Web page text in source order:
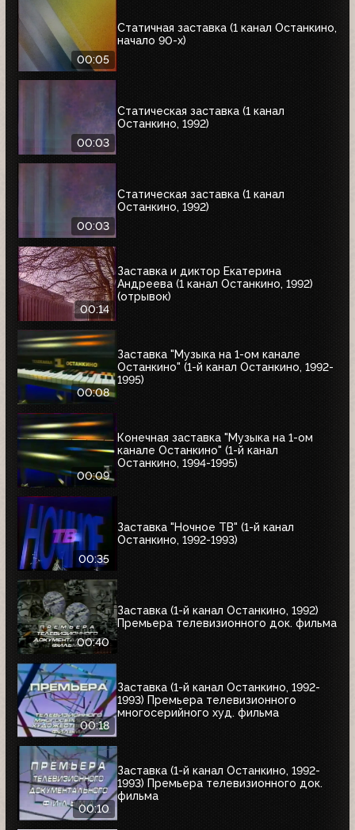
00:05
Статичная заставка (1 канал Останкино,
начало 90-х)
00:03
Статическая заставка (1 канал
Останкино, 1992)
00:03
Статическая заставка (1 канал
Останкино, 1992)
00:14
Заставка и диктор Екатерина
Андреева (1 канал Останкино, 1992)
(отрывок)
00:08
Заставка "Музыка на 1-ом канале
Останкино" (1-й канал Останкино, 1992-
1995)
00:09
Конечная заставка "Музыка на 1-ом
канале Останкино" (1-й канал
Останкино, 1994-1995)
00:35
Заставка "Ночное ТВ" (1-й канал
Останкино, 1992-1993)
00:40
Заставка (1-й канал Останкино, 1992)
Премьера телевизионного док. фильма
00:18
Заставка (1-й канал Останкино, 1992-
1993) Премьера телевизионного
многосерийного худ. фильма
00:10
Заставка (1-й канал Останкино, 1992-
1993) Премьера телевизионного док.
фильма